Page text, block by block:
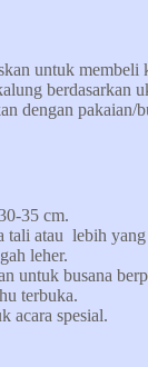
untuk membeli
berdasarkan
dengan pakaian/
35 cm.
tali atau lebih
leher.
untuk busana
terbuka.
acara spesial.